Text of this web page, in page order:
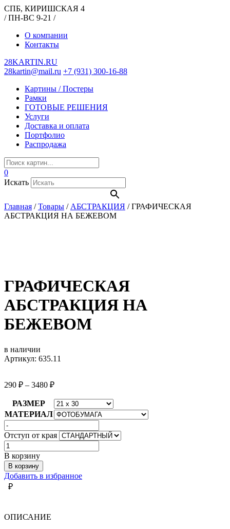
СПБ, КИРИШСКАЯ 4
/ ПН-ВС 9-21 /
О компании
Контакты
28KARTIN.RU
28kartin@mail.ru +7 (931) 300-16-88
Картины / Постеры
Рамки
ГОТОВЫЕ РЕШЕНИЯ
Услуги
Доставка и оплата
Портфолио
Распродажа
0
Искать
Главная /Товары / АБСТРАКЦИЯ /ГРАФИЧЕСКАЯ
АБСТРАКЦИЯ НА БЕЖЕВОМ
ГРАФИЧЕСКАЯ
АБСТРАКЦИЯ НА
БЕЖЕВОМ
в наличии
Артикул: 635.11
290 ₽ – 3480 ₽
РАЗМЕР
МАТЕРИАЛ
Отступ от края
Количество
товара
ГРАФИЧЕСКАЯ
АБСТРАКЦИЯ
НА
БЕЖЕВОМ
В корзину
В корзину
Добавить в избранное
₽
ОПИСАНИЕ